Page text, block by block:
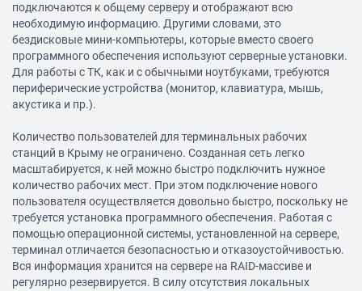
подключаются к общему серверу и отображают всю
необходимую информацию. Другими словами, это
бездисковые мини-компьютеры, которые вместо своего
программного обеспечения используют серверные установки.
Для работы с ТК, как и с обычными ноутбуками, требуются
периферические устройства (монитор, клавиатура, мышь,
акустика и пр.).
Количество пользователей для терминальных рабочих
станций в Крыму не ограничено. Созданная сеть легко
масштабируется, к ней можно быстро подключить нужное
количество рабочих мест. При этом подключение нового
пользователя осуществляется довольно быстро, поскольку не
требуется установка программного обеспечения. Работая с
помощью операционной системы, установленной на сервере,
терминал отличается безопасностью и отказоустойчивостью.
Вся информация хранится на сервере на RAID-массиве и
регулярно резервируется. В силу отсутствия локальных